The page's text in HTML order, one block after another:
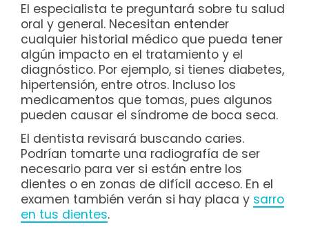
El especialista te preguntará sobre tu salud
oral y general. Necesitan entender
cualquier historial médico que pueda tener
algún impacto en el tratamiento y el
diagnóstico. Por ejemplo, si tienes diabetes,
hipertensión, entre otros. Incluso los
medicamentos que tomas, pues algunos
pueden causar el síndrome de boca seca.
El dentista revisará buscando caries.
Podrían tomarte una radiografía de ser
necesario para ver si están entre los
dientes o en zonas de difícil acceso. En el
examen también verán si hay placa y sarro
en tus dientes.